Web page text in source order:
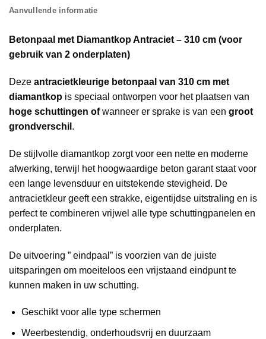
Aanvullende informatie
Betonpaal met Diamantkop Antraciet – 310 cm (voor
gebruik van 2 onderplaten)
Deze antracietkleurige betonpaal van 310 cm met
diamantkop is speciaal ontworpen voor het plaatsen van
hoge schuttingen ofwanneer er sprake is van een groot
grondverschil .
De stijlvolle diamantkop zorgt voor een nette en moderne
afwerking, terwijl het hoogwaardige beton garant staat voor
een lange levensduur en uitstekende stevigheid. De
antracietkleur geeft een strakke, eigentijdse uitstraling en is
perfect te combineren vrijwel alle type schuttingpanelen en
onderplaten.
De uitvoering ” eindpaal” is voorzien van de juiste
uitsparingen om moeiteloos een vrijstaand eindpunt te
kunnen maken in uw schutting.
Geschikt voor alle type schermen
Weerbestendig, onderhoudsvrij en duurzaam